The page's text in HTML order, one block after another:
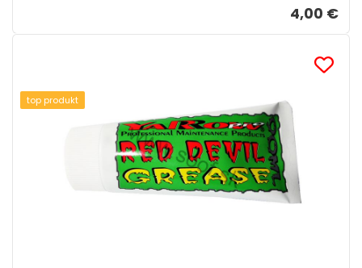
4,00 €
top produkt